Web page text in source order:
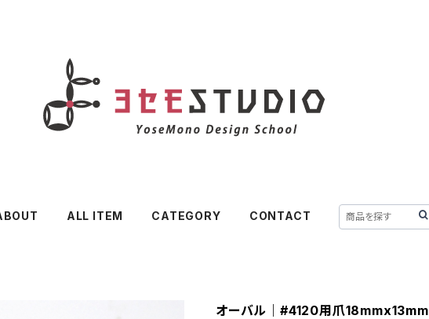
ALL ITEM CATEGORY CONTACT
オーバル｜#4120用爪18mmx13mm